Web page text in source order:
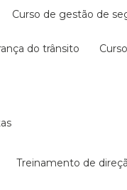
curso de gestão de
do trânsito
treinamento de